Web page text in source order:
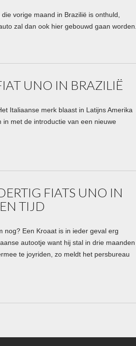
vorige maand in Brazilië is onthuld,
zal dan ook hier gebouwd gaan worden.
UNO IN BRAZILIË
Italiaanse merk blaast in Latijns Amerika
in met de introductie van een nieuwe
FIATS UNO IN
TIJD
nog? Een Kroaat is in ieder geval erg
autootje want hij stal in drie maanden
te joyriden, zo meldt het persbureau